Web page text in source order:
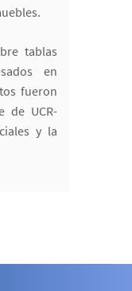
tablas
en
fueron
de UCR-
y la